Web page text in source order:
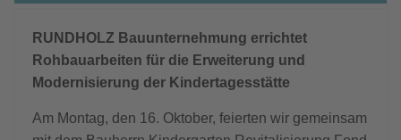
RUNDHOLZ Bauunternehmung errichtet
Rohbauarbeiten für die Erweiterung und
Modernisierung der Kindertagesstätte
Am Montag, den 16. Oktober, feierten wir gemeinsam